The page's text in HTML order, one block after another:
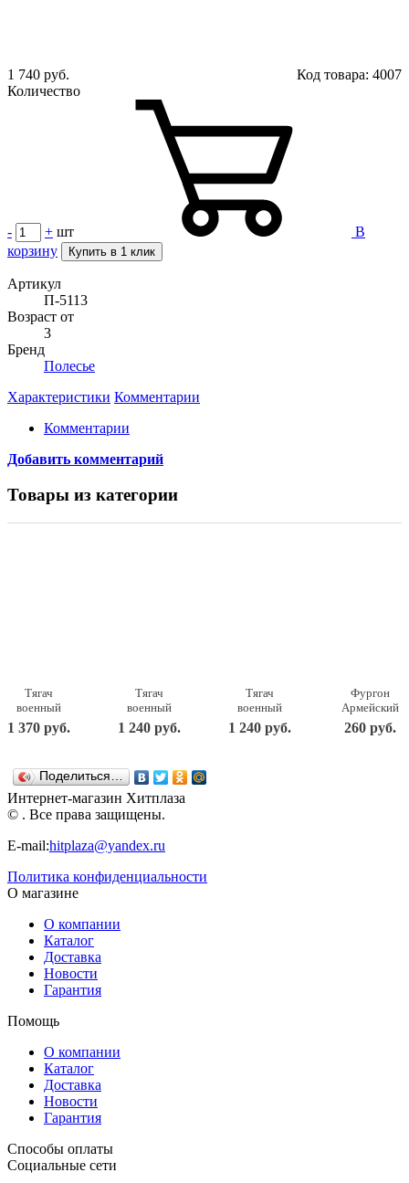
1 740 руб. Код товара: 4007
Количество
- + шт
В
корзину
Купить в 1 клик
Артикул
П-5113
Возраст от
3
Бренд
Полесье
Характеристики Комментарии
Комментарии
Добавить комментарий
Товары из категории
Тягач
военный
Щит с
вертолетом
см. Н-256
Нордпласт
1 370 руб.
Тягач
военный
Щит с
танком
см. Н-258
Нордпласт
1 240 руб.
Тягач
военный
Щит с
кунгом
1 240 руб.
Фургон
Армейский
238
260 руб.
Поделиться…
Интернет-магазин Хитплаза
© . Все права защищены.
E-mail:hitplaza@yandex.ru
Политика конфиденциальности
О магазине
О компании
Каталог
Доставка
Новости
Гарантия
Помощь
О компании
Каталог
Доставка
Новости
Гарантия
Способы оплаты
Социальные сети